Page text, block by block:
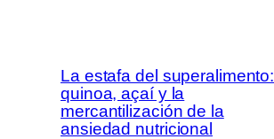
La estafa del superalimento:
quinoa, açaí y la
mercantilización de la
ansiedad nutricional